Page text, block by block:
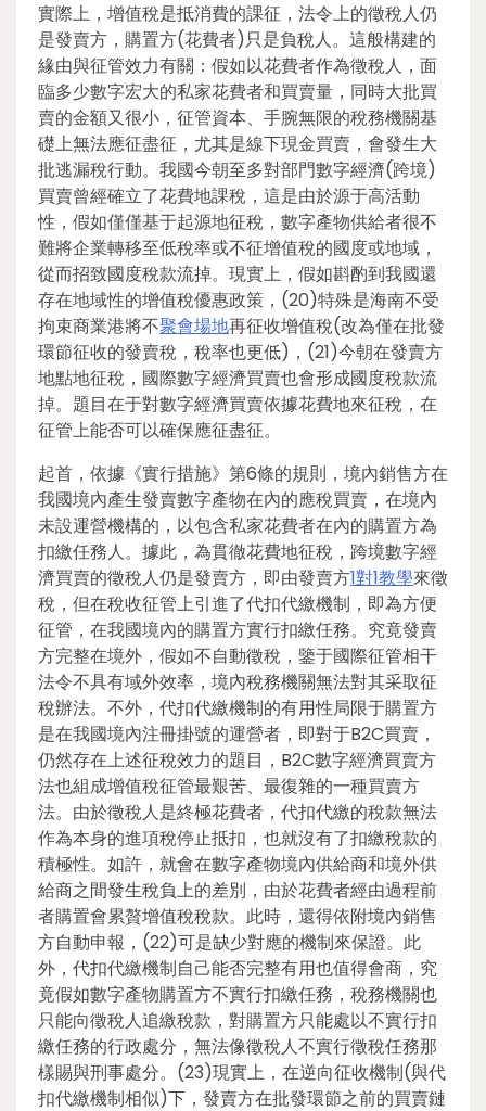
實際上，增值稅是抵消費的課征，法令上的徵稅人仍
是發賣方，購置方(花費者)只是負稅人。這般構建的
緣由與征管效力有關：假如以花費者作為徵稅人，面
臨多少數字宏大的私家花費者和買賣量，同時大批買
賣的金額又很小，征管資本、手腕無限的稅務機關基
礎上無法應征盡征，尤其是線下現金買賣，會發生大
批逃漏稅行動。我國今朝至多對部門數字經濟(跨境)
買賣曾經確立了花費地課稅，這是由於源于高活動
性，假如僅僅基于起源地征稅，數字產物供給者很不
難將企業轉移至低稅率或不征增值稅的國度或地域，
從而招致國度稅款流掉。現實上，假如斟酌到我國還
存在地域性的增值稅優惠政策，(20)特殊是海南不受
拘束商業港將不聚會場地再征收增值稅(改為僅在批發
環節征收的發賣稅，稅率也更低)，(21)今朝在發賣方
地點地征稅，國際數字經濟買賣也會形成國度稅款流
掉。題目在于對數字經濟買賣依據花費地來征稅，在
征管上能否可以確保應征盡征。
起首，依據《實行措施》第6條的規則，境內銷售方在
我國境內產生發賣數字產物在內的應稅買賣，在境內
未設運營機構的，以包含私家花費者在內的購置方為
扣繳任務人。據此，為貫徹花費地征稅，跨境數字經
濟買賣的徵稅人仍是發賣方，即由發賣方1對1教學來徵
稅，但在稅收征管上引進了代扣代繳機制，即為方便
征管，在我國境內的購置方實行扣繳任務。究竟發賣
方完整在境外，假如不自動徵稅，鑒于國際征管相干
法令不具有域外效率，境內稅務機關無法對其采取征
稅辦法。不外，代扣代繳機制的有用性局限于購置方
是在我國境內注冊掛號的運營者，即對于B2C買賣，
仍然存在上述征稅效力的題目，B2C數字經濟買賣方
法也組成增值稅征管最艱苦、最復雜的一種買賣方
法。由於徵稅人是終極花費者，代扣代繳的稅款無法
作為本身的進項稅停止抵扣，也就沒有了扣繳稅款的
積極性。如許，就會在數字產物境內供給商和境外供
給商之間發生稅負上的差別，由於花費者經由過程前
者購置會累贅增值稅稅款。此時，還得依附境內銷售
方自動申報，(22)可是缺少對應的機制來保證。此
外，代扣代繳機制自己能否完整有用也值得會商，究
竟假如數字產物購置方不實行扣繳任務，稅務機關也
只能向徵稅人追繳稅款，對購置方只能處以不實行扣
繳任務的行政處分，無法像徵稅人不實行徵稅任務那
樣賜與刑事處分。(23)現實上，在逆向征收機制(與代
扣代繳機制相似)下，發賣方在批發環節之前的買賣鏈